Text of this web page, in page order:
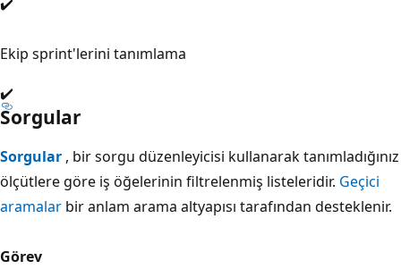
Ekip sprint'lerini tanımlama
✔️
Sorgular
Sorgular , bir sorgu düzenleyicisi kullanarak tanımladığınız
ölçütlere göre iş öğelerinin filtrelenmiş listeleridir. Geçici
aramalar bir anlam arama altyapısı tarafından desteklenir.
Görev